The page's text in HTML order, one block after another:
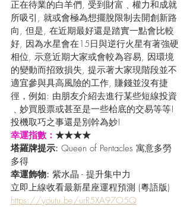
正在待業的白羊們, 受到財富﹑權力和成就
所吸引, 就或會極為想擺脫限制去開創新路
向, 但是, 在近期最好還是踏實一點會比較
好, 因為水星會在15日與逆行火星有著強硬
相位, 示意近期大家或會較為容易, 因環境
的變動而招致損失, 提示著大家現階段並不
適宜參與具高風險的工作, 賺錢並沒有捷
徑，例如: 由朋友介紹去進行某些短線投資
﹑妙買股票或甚至是一些枱底的交易等等!
投機取巧之事還是別幹為妙!
幸運指數： ★★★★
塔羅牌提示: Queen of Pentacles 寓意多勞
多得
幸運飾物: 紫水晶 - 提升集中力
立即上線收看最新星座運程預測 (粵語版)
https://youtu.be/urR5XA97O5Q